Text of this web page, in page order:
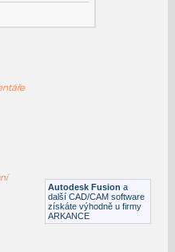
Autodesk Fusion a
další CAD/CAM software
získáte výhodně u firmy
ARKANCE